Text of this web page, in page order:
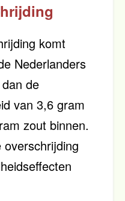
komt
Nederlanders
de
van 3,6 gram
zout binnen.